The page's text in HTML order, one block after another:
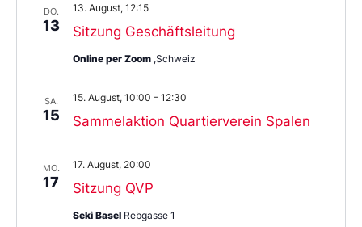
aus.
DO.
13 Sitzung Geschäftsleitung
13. August, 12:15
Online per Zoom ,Schweiz
SA.
15 Sammelaktion Quartierverein Spalen
15. August, 10:00 – 12:30
MO.
17 Sitzung QVP
17. August, 20:00
Seki Basel Rebgasse 1